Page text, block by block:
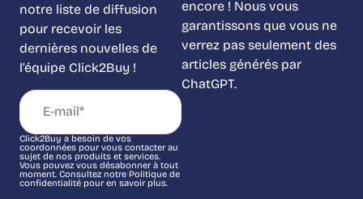
notre liste de diffusion
pour recevoir les
dernières nouvelles de
l’équipe Click2Buy !
Click2Buy a besoin de vos
coordonnées pour vous contacter au
sujet de nos produits et services.
Vous pouvez vous désabonner à tout
moment. Consultez notre Politique de
confidentialité pour en savoir plus.
encore ! Nous vous
garantissons que vous ne
verrez pas seulement des
articles générés par
ChatGPT.